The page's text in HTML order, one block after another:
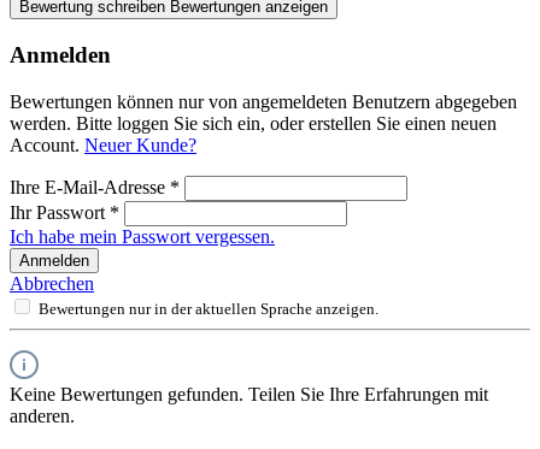
Bewertung schreiben Bewertungen anzeigen
Anmelden
Bewertungen können nur von angemeldeten Benutzern abgegeben
werden. Bitte loggen Sie sich ein, oder erstellen Sie einen neuen
Account. Neuer Kunde?
Ihre E-Mail-Adresse *
Ihr Passwort *
Ich habe mein Passwort vergessen.
Anmelden
Abbrechen
Bewertungen nur in der aktuellen Sprache anzeigen.
Keine Bewertungen gefunden. Teilen Sie Ihre Erfahrungen mit
anderen.